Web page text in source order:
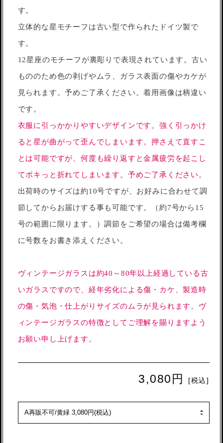
す。
立体的な星モチーフは古い型で作られたドイツ製で
す。
12星座のモチーフが裏彫りで表現されています。古い
もののため色の剥げやムラ、ガラス表面の傷やカケが
見られます。予めご了承ください。着用画像は柄違い
です。
衣服に引っかかりやすいデザインです。強く引っかけ
ると星が曲がって歪んでしまいます。押さえて直すこ
とは可能ですが、何度も繰り返すと金属疲労を起こし
てポキっと折れてしまいます。予めご了承ください。
出荷時のサイズは約10号ですが、お好みに合わせて調
節してからお届けする事も可能です。（約7号から15
号の範囲に限ります。）調節をご希望の場合は備考欄
に号数をお書き添えください。
ヴィンテージガラスは約40～80年以上経過している古
いガラスですので、経年劣化による傷・カケ、製造時
の傷・気泡・仕上がりサイズのムラが見られます。ヴ
ィンテージガラスの特徴としてご理解を賜りますよう
お願い申し上げます。
3,080円 [税込]